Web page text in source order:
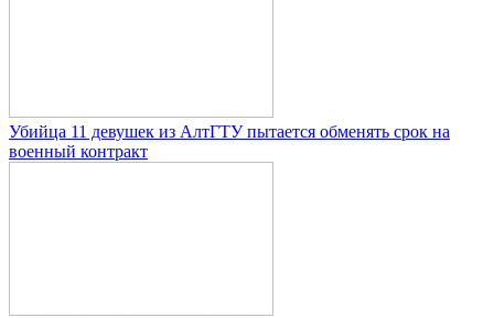
Убийца 11 девушек из АлтГТУ пытается обменять срок на
военный контракт